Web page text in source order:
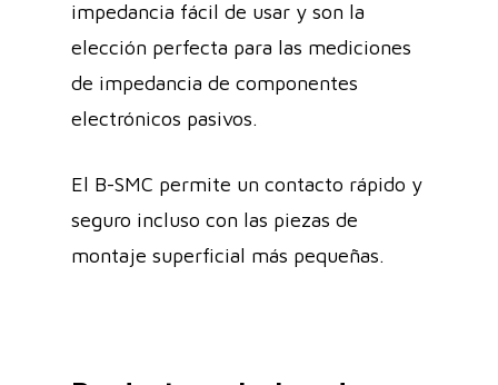
impedancia fácil de usar y son la
elección perfecta para las mediciones
de impedancia de componentes
electrónicos pasivos.
El B-SMC permite un contacto rápido y
seguro incluso con las piezas de
montaje superficial más pequeñas.